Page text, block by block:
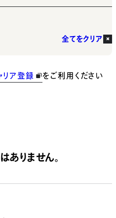
全てをクリア
リア登録 をご利用ください
りません。